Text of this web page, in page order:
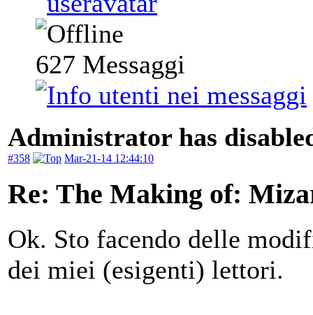
627 Messaggi
Administrator has
#358 Mar-21-14 12:44:10
Re: The Making of:
Ok. Sto facendo delle
dei miei (esigenti) lettori.